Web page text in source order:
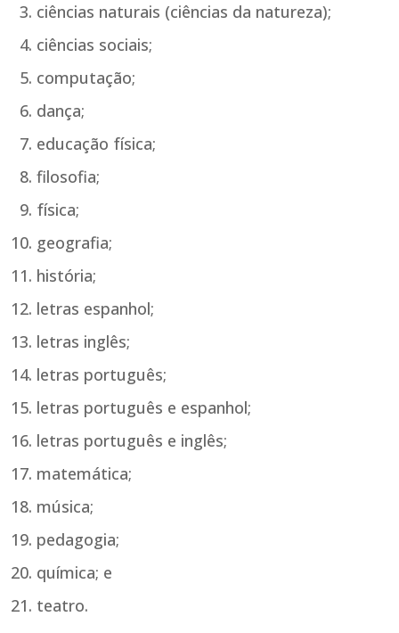
ciências naturais (ciências da natureza);
ciências sociais;
computação;
dança;
educação física;
filosofia;
física;
geografia;
história;
letras espanhol;
letras inglês;
letras português;
letras português e espanhol;
letras português e inglês;
matemática;
música;
pedagogia;
química; e
teatro.